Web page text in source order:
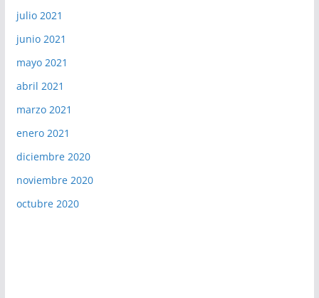
julio 2021
junio 2021
mayo 2021
abril 2021
marzo 2021
enero 2021
diciembre 2020
noviembre 2020
octubre 2020